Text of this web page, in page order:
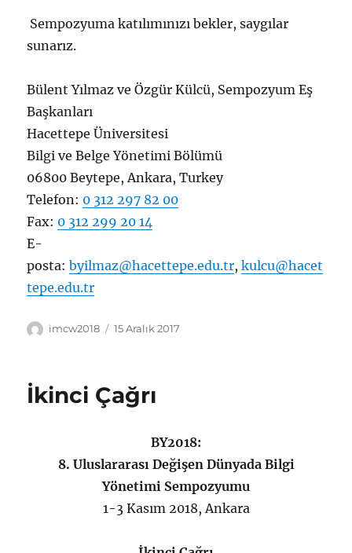
Sempozyuma katılımınızı bekler, saygılar
sunarız.
Bülent Yılmaz ve Özgür Külcü, Sempozyum Eş
Başkanları
Hacettepe Üniversitesi
Bilgi ve Belge Yönetimi Bölümü
06800 Beytepe, Ankara, Turkey
Telefon: 0 312 297 82 00
Fax: 0 312 299 20 14
E-
posta:byilmaz@hacettepe.edu.tr,kulcu@hacet
tepe.edu.tr
Yazar
imcw2018
Yayın
15 Aralık 2017
İkinci Çağrı
BY2018:
8. Uluslararası Değişen Dünyada Bilgi
Yönetimi Sempozyumu
1-3 Kasım 2018, Ankara